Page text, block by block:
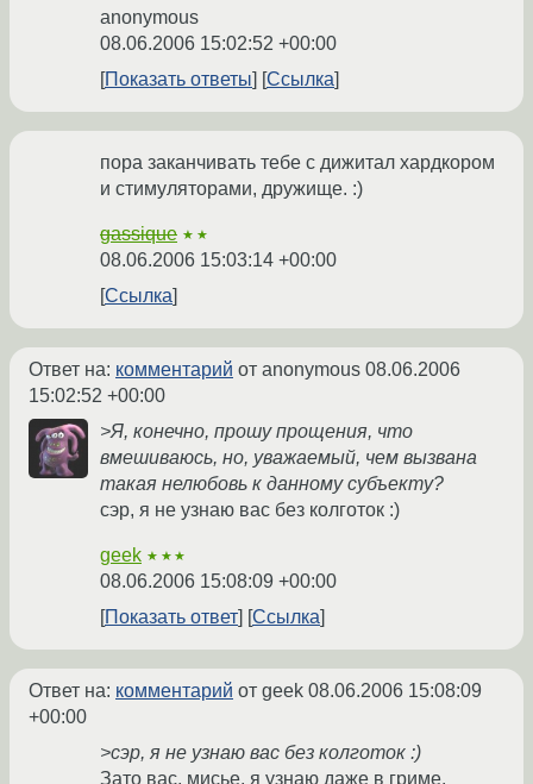
anonymous
08.06.2006 15:02:52 +00:00
Показать ответы
Ссылка
пора заканчивать тебе с дижитал хардкором
и стимуляторами, дружище. :)
gassique ★★
08.06.2006 15:03:14 +00:00
Ссылка
Ответ на: комментарий от anonymous 08.06.2006
15:02:52 +00:00
>Я, конечно, прошу прощения, что
вмешиваюсь, но, уважаемый, чем вызвана
такая нелюбовь к данному субъекту?
сэр, я не узнаю вас без колготок :)
geek ★★★
08.06.2006 15:08:09 +00:00
Показать ответ
Ссылка
Ответ на: комментарий от geek 08.06.2006 15:08:09
+00:00
>сэр, я не узнаю вас без колготок :)
Зато вас, мисье, я узнаю даже в гриме.